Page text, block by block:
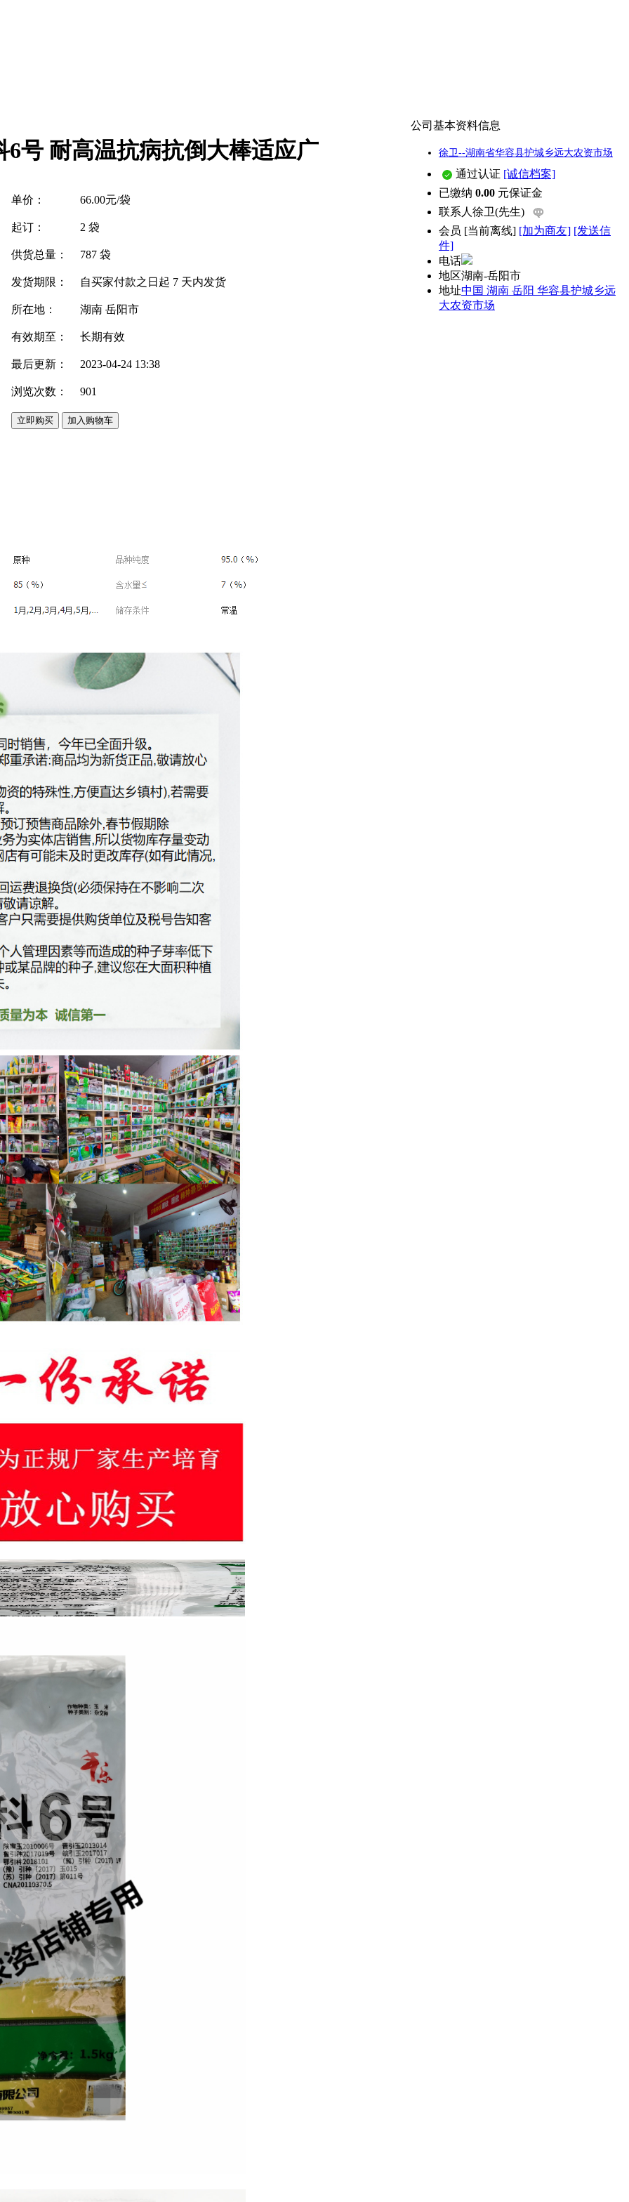
号 耐高温抗病抗倒大棒适应广
单价： 66.00元/袋
起订： 2 袋
供货总量： 787 袋
发货期限： 自买家付款之日起 7 天内发货
所在地： 湖南 岳阳市
有效期至： 长期有效
最后更新： 2023-04-24 13:38
浏览次数： 901
公司基本资料信息
徐卫--湖南省华容县护城乡远大农资市场
通过认证 [诚信档案]
已缴纳 0.00 元保证金
联系人 徐卫(先生)
会员 [当前离线] [加为商友] [发送信
件]
电话
地区湖南-岳阳市
地址中国 湖南 岳阳 华容县护城乡远
大农资市场